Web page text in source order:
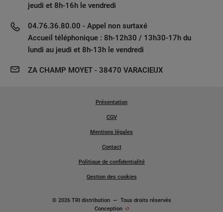
jeudi et 8h-16h le vendredi
04.76.36.80.00 - Appel non surtaxé
Accueil téléphonique : 8h-12h30 / 13h30-17h du
lundi au jeudi et 8h-13h le vendredi
ZA CHAMP MOYET - 38470 VARACIEUX
Présentation
CGV
Mentions légales
Contact
Politique de confidentialité
Gestion des cookies
© 2026 TRI distribution — Tous droits réservés
Conception